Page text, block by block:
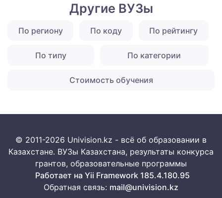
Другие ВУЗы
По региону По коду По рейтингу
По типу По категории
Стоимость обучения
© 2011-2026 Univision.kz - всё об образовании в
Казахстане. ВУЗы Казахстана, результаты конкурса
грантов, образовательные программы
Работает на Yii Framework 185.4.180.95
Обратная связь: mail@univision.kz